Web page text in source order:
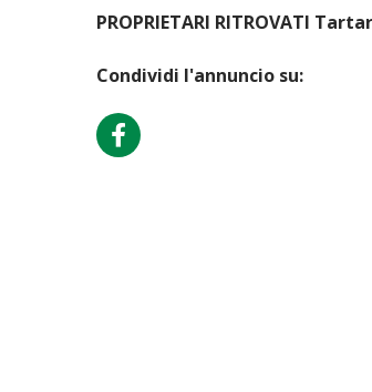
PROPRIETARI RITROVATI
Condividi l'annuncio su: